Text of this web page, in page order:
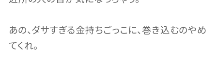
あの、ダサすぎる金持ちごっこに、巻き込むのやめ
てくれ。